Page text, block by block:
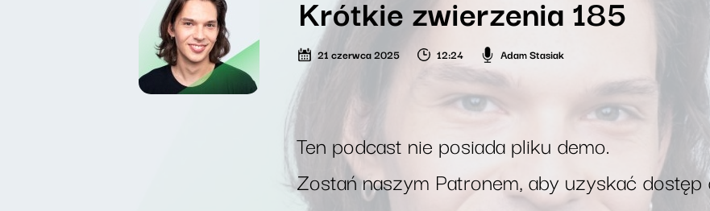
Krótkie zwierzenia 185
21 czerwca 2025 12:24 Adam Stasiak
Ten podcast nie posiada pliku demo.
Zostań naszym Patronem, aby uzyskać